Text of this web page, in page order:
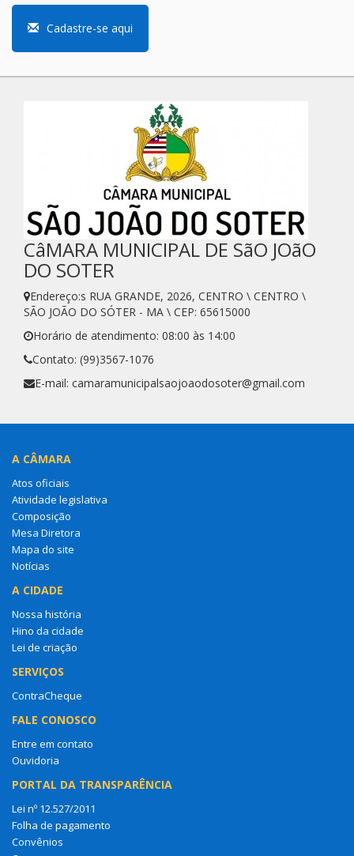
Cadastre-se aqui
CâMARA MUNICIPAL DE SãO JOãO
DO SOTER
Endereço:s RUA GRANDE, 2026, CENTRO \ CENTRO \
SÃO JOÃO DO SÓTER - MA \ CEP: 65615000
Horário de atendimento: 08:00 às 14:00
Contato: (99)3567-1076
E-mail: camaramunicipalsaojoaodosoter@gmail.com
A CÂMARA
Atos oficiais
Atividade legislativa
Composição
Mesa Diretora
Mapa do site
Notícias
A CIDADE
Nossa história
Hino da cidade
Lei de criação
SERVIÇOS
ContraCheque
FALE CONOSCO
Entre em contato
Ouvidoria
PORTAL DA TRANSPARÊNCIA
Lei nº 12.527/2011
Folha de pagamento
Convênios